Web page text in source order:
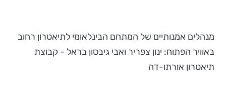
מנהלים אמנותיים של המתחם הבינלאומי לתיאטרון רחוב
באוויר הפתוח: ינון צפריר ואבי גיבסון בראל - קבוצת
תיאטרון אורתו-דה